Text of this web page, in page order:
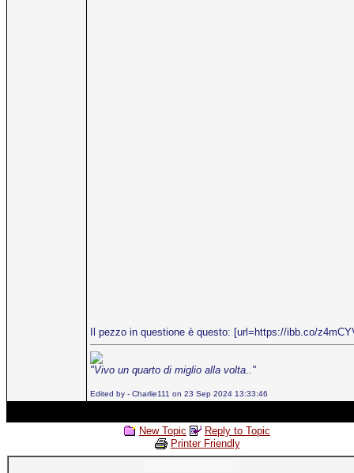
Il pezzo in questione è questo: [url=https://ibb.co/
"Vivo un quarto di miglio alla volta.."
Edited by - Charlie111 on 23 Sep 2024 13:33:46
New Topic
Reply to Topic
Printer Friendly